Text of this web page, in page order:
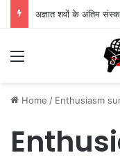
Menu
Home / Enthusiasm